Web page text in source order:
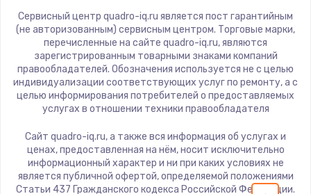
Заказать
Техобслуживание
900 руб.
Заказать
1300 руб.
Заказать
Сервисный центр quadro-iq.ru является пост гарантийным
(не авторизованным) сервисным центром. Торговые марки,
перечисленные на сайте quadro-iq.ru, являются
зарегистрированным товарными знаками компаний
правообладателей. Обозначения используется не с целью
индивидуализации соответствующих услуг по ремонту, а с
целью информирования потребителей о предоставляемых
услугах в отношении техники правообладателя
Сайт quadro-iq.ru, а также вся информация об услугах и
ценах, предоставленная на нём, носит исключительно
информационный характер и ни при каких условиях не
является публичной офертой, определяемой положениями
Статьи 437 Гражданского кодекса Российской Федерации.